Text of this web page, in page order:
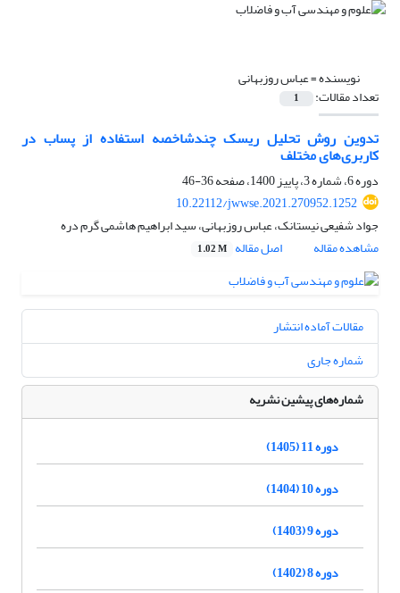
نویسنده =عباس روزبهانی
تعداد مقالات: 1
تدوین روش تحلیل ریسک چندشاخصه استفاده از پساب در
کاربری‌های مختلف
دوره 6، شماره 3، پاییز 1400، صفحه
36-46
10.22112/jwwse.2021.270952.1252
جواد شفیعی نیستانک، عباس روزبهانی، سید ابراهیم هاشمی گرم دره
مشاهده مقاله
اصل مقاله 1.02 M
مقالات آماده انتشار
شماره جاری
شماره‌های پیشین نشریه
دوره 11 (1405)
دوره 10 (1404)
دوره 9 (1403)
دوره 8 (1402)